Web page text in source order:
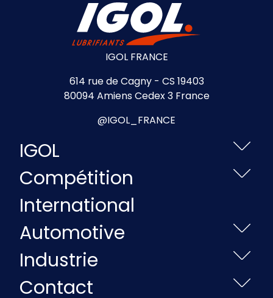
IGOL FRANCE
614 rue de Cagny - CS 19403
80094 Amiens Cedex 3 France
@IGOL_FRANCE
IGOL
Compétition
International
Automotive
Industrie
Contact